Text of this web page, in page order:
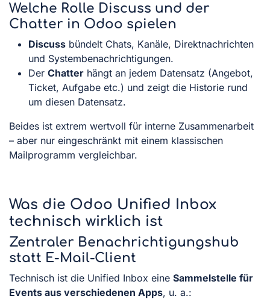
Welche Rolle Discuss und der
Chatter in Odoo spielen
Discuss bündelt Chats, Kanäle, Direktnachrichten
und Systembenachrichtigungen.
Der Chatter hängt an jedem Datensatz (Angebot,
Ticket, Aufgabe etc.) und zeigt die Historie rund
um diesen Datensatz.
Beides ist extrem wertvoll für interne Zusammenarbeit
– aber nur eingeschränkt mit einem klassischen
Mailprogramm vergleichbar.
Was die Odoo Unified Inbox
technisch wirklich ist
Zentraler Benachrichtigungshub
statt E-Mail-Client
Technisch ist die Unified Inbox eine Sammelstelle für
Events aus verschiedenen Apps, u. a.: